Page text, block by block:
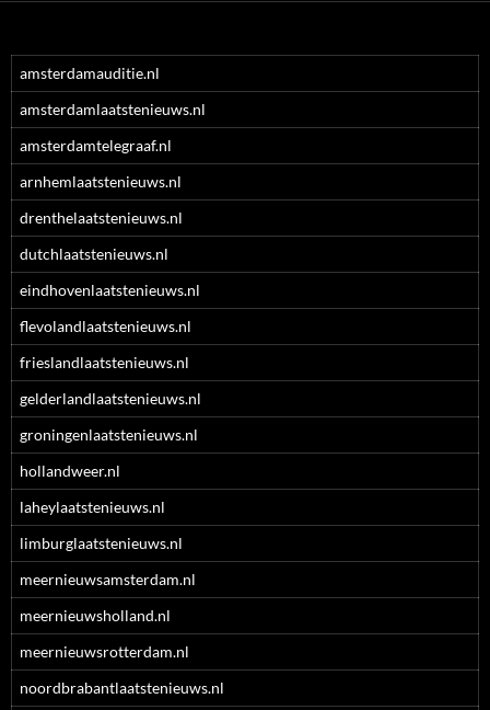
amsterdamauditie.nl
amsterdamlaatstenieuws.nl
amsterdamtelegraaf.nl
arnhemlaatstenieuws.nl
drenthelaatstenieuws.nl
dutchlaatstenieuws.nl
eindhovenlaatstenieuws.nl
flevolandlaatstenieuws.nl
frieslandlaatstenieuws.nl
gelderlandlaatstenieuws.nl
groningenlaatstenieuws.nl
hollandweer.nl
laheylaatstenieuws.nl
limburglaatstenieuws.nl
meernieuwsamsterdam.nl
meernieuwsholland.nl
meernieuwsrotterdam.nl
noordbrabantlaatstenieuws.nl